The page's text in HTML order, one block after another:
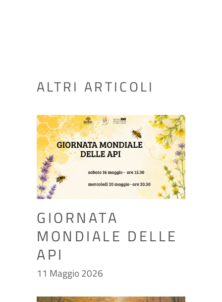
ALTRI ARTICOLI
GIORNATA
MONDIALE DELLE
API
11 Maggio 2026